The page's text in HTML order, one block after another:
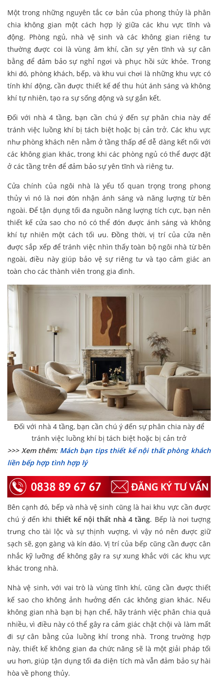
Một trong những nguyên tắc cơ bản của phong thủy là phân
chia không gian một cách hợp lý giữa các khu vực tĩnh và
động. Phòng ngủ, nhà vệ sinh và các không gian riêng tư
thường được coi là vùng âm khí, cần sự yên tĩnh và sự cân
bằng để đảm bảo sự nghỉ ngơi và phục hồi sức khỏe. Trong
khi đó, phòng khách, bếp, và khu vui chơi là những khu vực có
tính khí động, cần được thiết kế để thu hút ánh sáng và không
khí tự nhiên, tạo ra sự sống động và sự gắn kết.
Đối với nhà 4 tầng, bạn cần chú ý đến sự phân chia này để
tránh việc luồng khí bị tách biệt hoặc bị cản trở. Các khu vực
như phòng khách nên nằm ở tầng thấp để dễ dàng kết nối với
các không gian khác, trong khi các phòng ngủ có thể được đặt
ở các tầng trên để đảm bảo sự yên tĩnh và riêng tư.
Cửa chính của ngôi nhà là yếu tố quan trọng trong phong
thủy vì nó là nơi đón nhận ánh sáng và năng lượng từ bên
ngoài. Để tận dụng tối đa nguồn năng lượng tích cực, bạn nên
thiết kế cửa sao cho nó có thể đón được ánh sáng và không
khí tự nhiên một cách tối ưu. Đồng thời, vị trí của cửa nên
được sắp xếp để tránh việc nhìn thấy toàn bộ ngôi nhà từ bên
ngoài, điều này giúp bảo vệ sự riêng tư và tạo cảm giác an
toàn cho các thành viên trong gia đình.
Đối với nhà 4 tầng, bạn cần chú ý đến sự phân chia này để
tránh việc luồng khí bị tách biệt hoặc bị cản trở
>>> Xem thêm: Mách bạn tips thiết kế nội thất phòng khách
liền bếp hợp tình hợp lý
Bên cạnh đó, bếp và nhà vệ sinh cũng là hai khu vực cần được
chú ý đến khi thiết kế nội thất nhà 4 tầng. Bếp là nơi tượng
trưng cho tài lộc và sự thịnh vượng, vì vậy nó nên được giữ
sạch sẽ, gọn gàng và kín đáo. Vị trí của bếp cũng cần được cân
nhắc kỹ lưỡng để không gây ra sự xung khắc với các khu vực
khác trong nhà.
Nhà vệ sinh, với vai trò là vùng tĩnh khí, cũng cần được thiết
kế sao cho không ảnh hưởng đến các không gian khác. Nếu
không gian nhà bạn bị hạn chế, hãy tránh việc phân chia quá
nhiều, vì điều này có thể gây ra cảm giác chật chội và làm mất
đi sự cân bằng của luồng khí trong nhà. Trong trường hợp
này, thiết kế không gian đa chức năng sẽ là một giải pháp tối
ưu hơn, giúp tận dụng tối đa diện tích mà vẫn đảm bảo sự hài
hòa về phong thủy.